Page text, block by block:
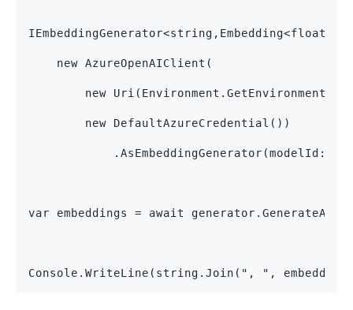
IEmbeddingGenerator<string,Embedding<float>>
    new AzureOpenAIClient(
new
        new DefaultAzureCredential())
.AsEmbeddingGenerator(modelId:
var embeddings = await
Console.WriteLine(string.Join(", ",